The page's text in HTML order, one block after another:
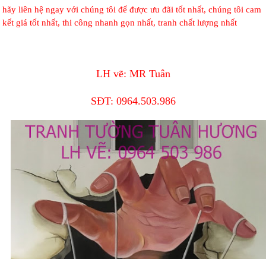
hãy liên hệ ngay với chúng tôi để được ưu đãi tốt nhất, chúng tôi cam
kết giá tốt nhất, thi công nhanh gọn nhất, tranh chất lượng nhất
LH vẽ: MR Tuân
SĐT: 0964.503.986